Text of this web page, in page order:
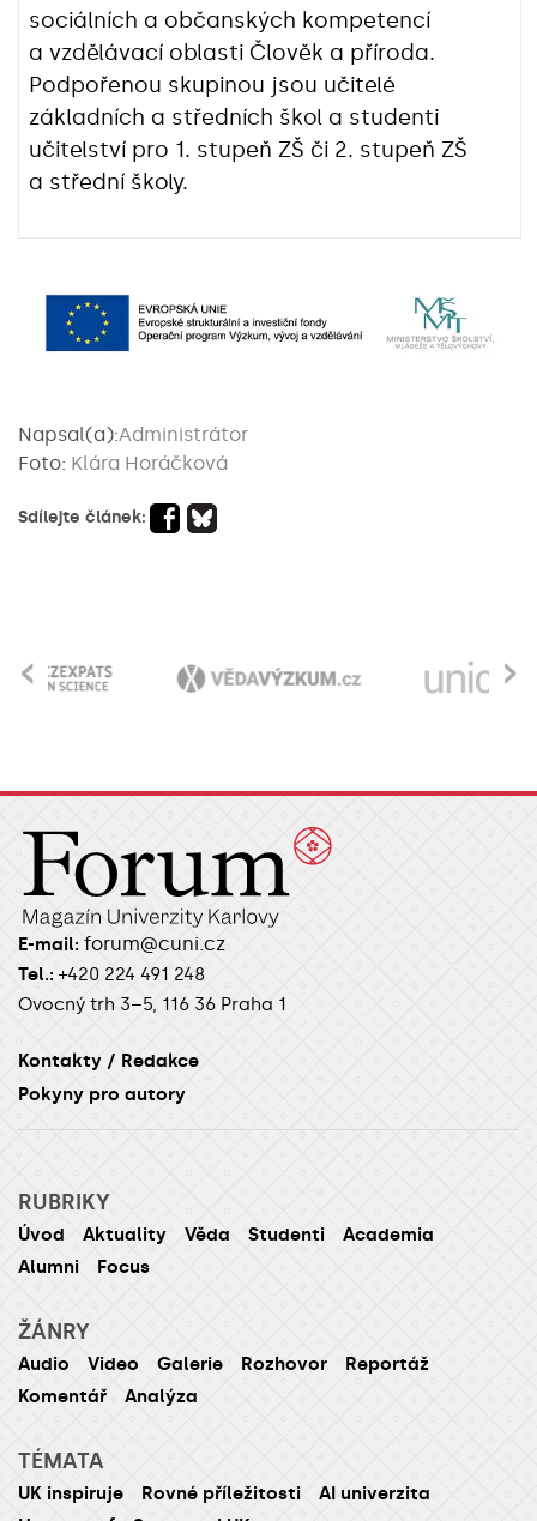
sociálních a občanských kompetencí
a vzdělávací oblasti Člověk a příroda.
Podpořenou skupinou jsou učitelé
základních a středních škol a studenti
učitelství pro 1. stupeň ZŠ či 2. stupeň ZŠ
a střední školy.
Napsal(a):Administrátor
Foto: Klára Horáčková
Sdílejte článek:
›
‹
E-mail: forum@cuni.cz
Tel.: +420 224 491 248
Ovocný trh 3–5, 116 36 Praha 1
Kontakty / Redakce
Pokyny pro autory
RUBRIKY
Úvod Aktuality Věda Studenti
Academia
Alumni
Focus
ŽÁNRY
Audio Video Galerie Rozhovor
Reportáž
Komentář
Analýza
TÉMATA
UK inspiruje Rovné příležitosti
AI univerzita